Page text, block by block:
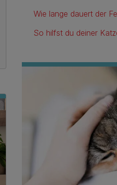
Wie lange dauert der
So hilfst du deiner